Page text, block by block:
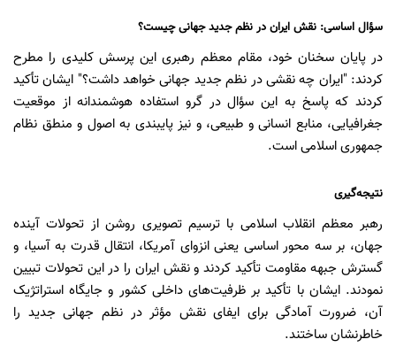
سؤال اساسی: نقش ایران در نظم جدید جهانی چیست؟
در پایان سخنان خود، مقام معظم رهبری این پرسش کلیدی را مطرح
کردند: "ایران چه نقشی در نظم جدید جهانی خواهد داشت؟" ایشان تأکید
کردند که پاسخ به این سؤال در گرو استفاده هوشمندانه از موقعیت
جغرافیایی، منابع انسانی و طبیعی، و نیز پایبندی به اصول و منطق نظام
جمهوری اسلامی است.
نتیجه‌گیری
رهبر معظم انقلاب اسلامی با ترسیم تصویری روشن از تحولات آینده
جهان، بر سه محور اساسی یعنی انزوای آمریکا، انتقال قدرت به آسیا، و
گسترش جبهه مقاومت تأکید کردند و نقش ایران را در این تحولات تبیین
نمودند. ایشان با تأکید بر ظرفیت‌های داخلی کشور و جایگاه استراتژیک
آن، ضرورت آمادگی برای ایفای نقش مؤثر در نظم جهانی جدید را
خاطرنشان ساختند.